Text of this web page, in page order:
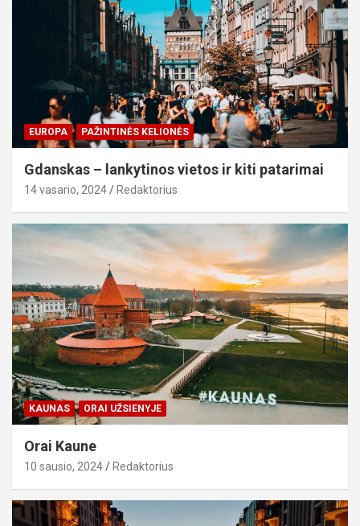
EUROPA PAŽINTINĖS KELIONĖS
Gdanskas – lankytinos vietos ir kiti patarimai
14 vasario, 2024 Redaktorius
KAUNAS ORAI UŽSIENYJE
Orai Kaune
10 sausio, 2024 Redaktorius